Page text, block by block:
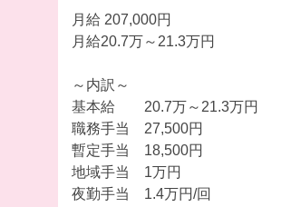
月給 207,000円
月給20.7万～21.3万円
～内訳～
基本給 20.7万～21.3万円
職務手当 27,500円
暫定手当 18,500円
地域手当 1万円
夜勤手当 1.4万円/回